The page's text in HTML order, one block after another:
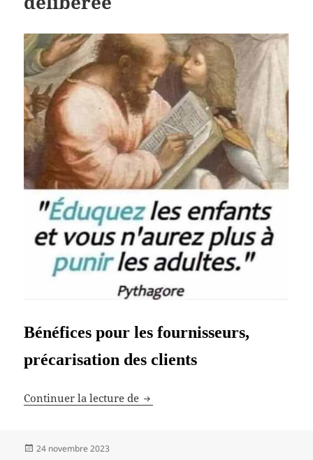
Bénéfices pour les fournisseurs,
précarisation des clients
Continuer la lecture de Électricité, une inflation délibérée
Publié
24 novembre 2023